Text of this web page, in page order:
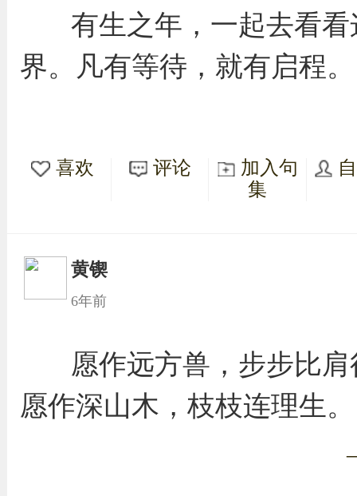
有生之年，一起去看
界。凡有等待，就有启程。
喜欢 评论
加入句
集
黄锲
6年前
愿作远方兽，步步比肩
愿作深山木，枝枝连理生。